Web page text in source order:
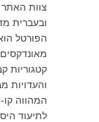
צוות האתר
ובעברית
הפורטל
מאונדקסים
קטגוריות
והעדויות
המהווה
לתיעוד